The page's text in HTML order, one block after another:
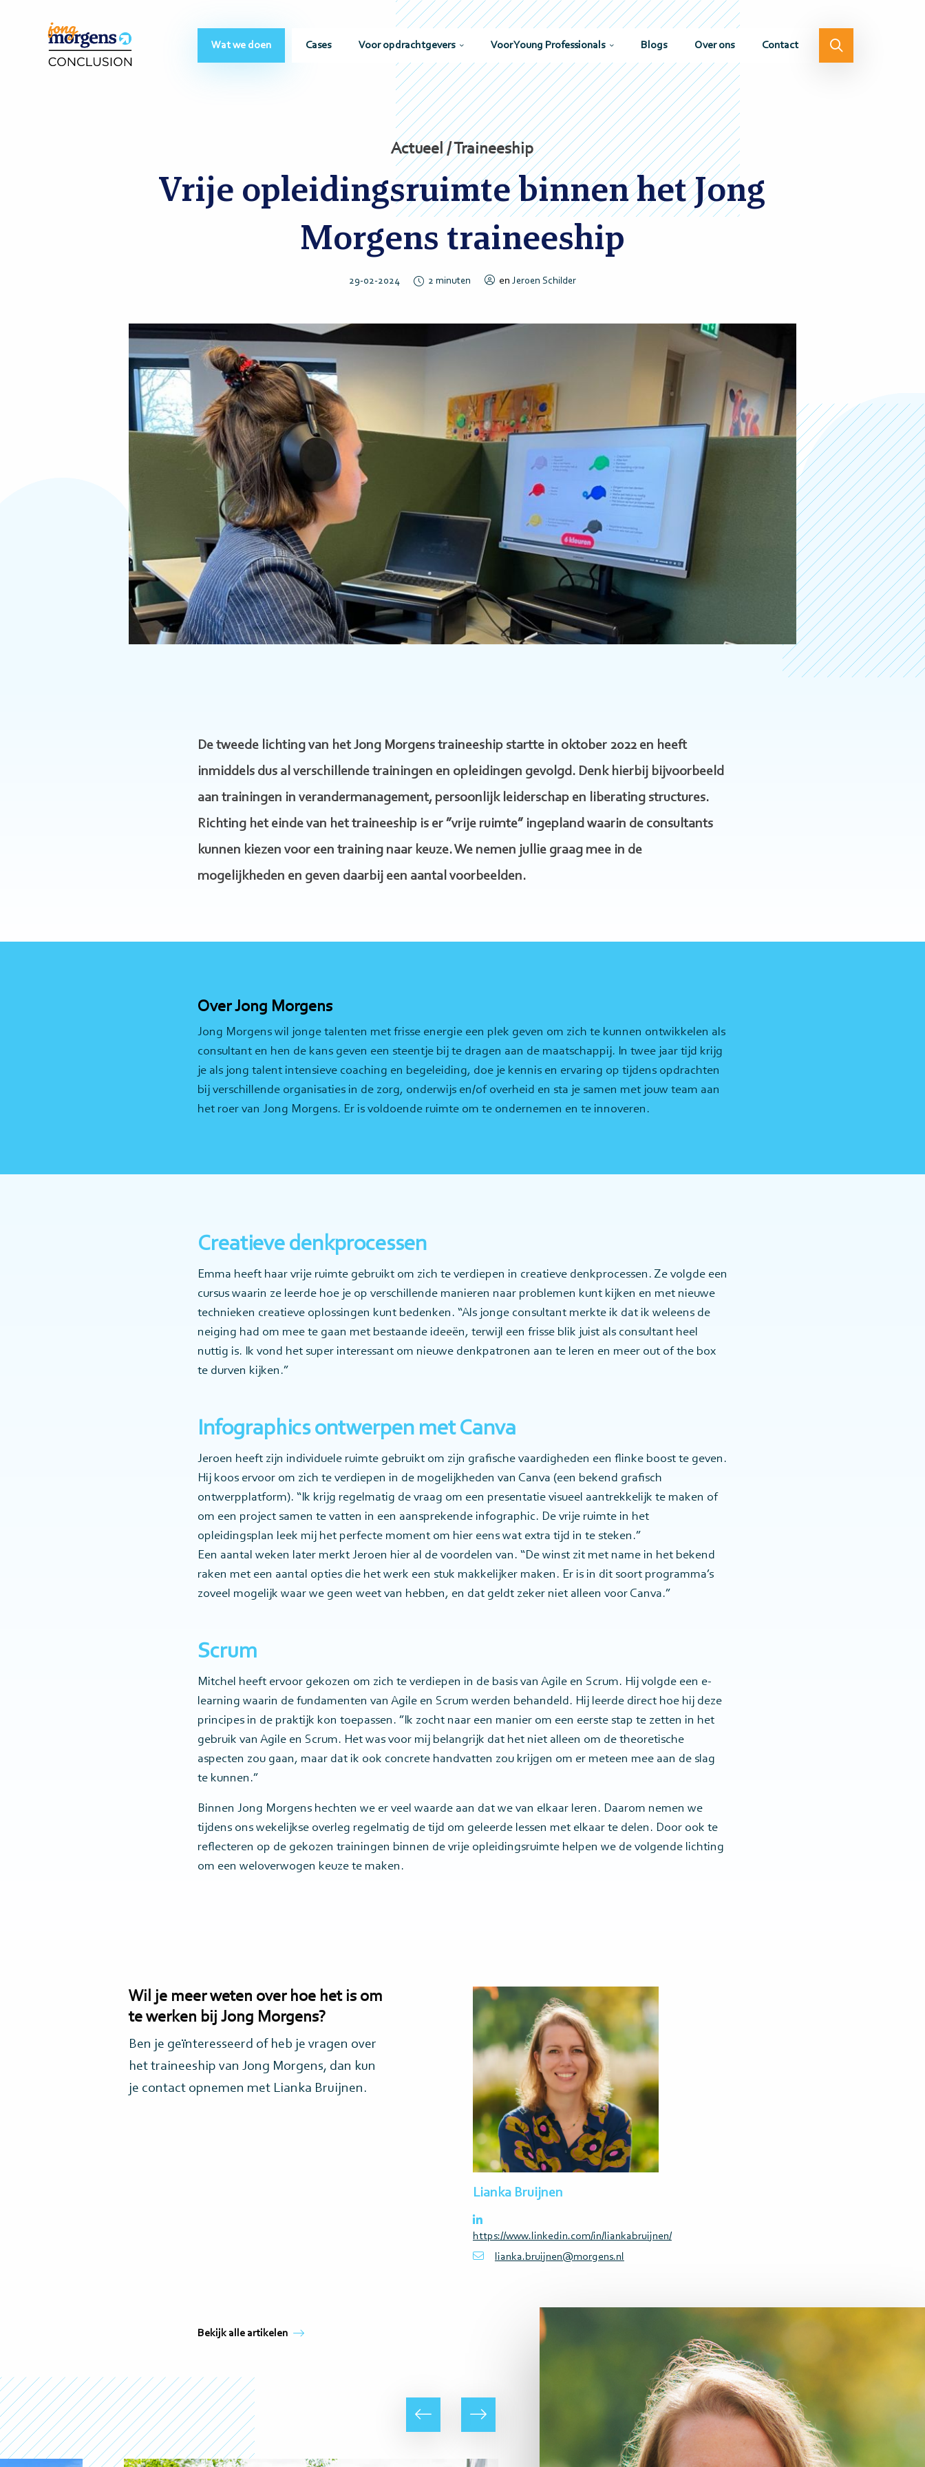
Wat we doen Cases Voor opdrachtgevers Voor Young Professionals Blogs Over ons Contact
Actueel / Traineeship
Vrije opleidingsruimte binnen het Jong
Morgens traineeship
29-02-2024 2 minuten en Jeroen Schilder
De tweede lichting van het Jong Morgens traineeship startte in oktober 2022 en heeft
inmiddels dus al verschillende trainingen en opleidingen gevolgd. Denk hierbij bijvoorbeeld
aan trainingen in verandermanagement, persoonlijk leiderschap en liberating structures.
Richting het einde van het traineeship is er ”vrije ruimte” ingepland waarin de consultants
kunnen kiezen voor een training naar keuze. We nemen jullie graag mee in de
mogelijkheden en geven daarbij een aantal voorbeelden.
Over Jong Morgens
Jong Morgens wil jonge talenten met frisse energie een plek geven om zich te kunnen ontwikkelen als
consultant en hen de kans geven een steentje bij te dragen aan de maatschappij. In twee jaar tijd krijg
je als jong talent intensieve coaching en begeleiding, doe je kennis en ervaring op tijdens opdrachten
bij verschillende organisaties in de zorg, onderwijs en/of overheid en sta je samen met jouw team aan
het roer van Jong Morgens. Er is voldoende ruimte om te ondernemen en te innoveren.
Creatieve denkprocessen
Emma heeft haar vrije ruimte gebruikt om zich te verdiepen in creatieve denkprocessen. Ze volgde een
cursus waarin ze leerde hoe je op verschillende manieren naar problemen kunt kijken en met nieuwe
technieken creatieve oplossingen kunt bedenken. “Als jonge consultant merkte ik dat ik weleens de
neiging had om mee te gaan met bestaande ideeën, terwijl een frisse blik juist als consultant heel
nuttig is. Ik vond het super interessant om nieuwe denkpatronen aan te leren en meer out of the box
te durven kijken.”
Infographics ontwerpen met Canva
Jeroen heeft zijn individuele ruimte gebruikt om zijn grafische vaardigheden een flinke boost te geven.
Hij koos ervoor om zich te verdiepen in de mogelijkheden van Canva (een bekend grafisch
ontwerpplatform). “Ik krijg regelmatig de vraag om een presentatie visueel aantrekkelijk te maken of
om een project samen te vatten in een aansprekende infographic. De vrije ruimte in het
opleidingsplan leek mij het perfecte moment om hier eens wat extra tijd in te steken.”
Een aantal weken later merkt Jeroen hier al de voordelen van. “De winst zit met name in het bekend
raken met een aantal opties die het werk een stuk makkelijker maken. Er is in dit soort programma’s
zoveel mogelijk waar we geen weet van hebben, en dat geldt zeker niet alleen voor Canva.”
Scrum
Mitchel heeft ervoor gekozen om zich te verdiepen in de basis van Agile en Scrum. Hij volgde een e-
learning waarin de fundamenten van Agile en Scrum werden behandeld. Hij leerde direct hoe hij deze
principes in de praktijk kon toepassen. ”Ik zocht naar een manier om een eerste stap te zetten in het
gebruik van Agile en Scrum. Het was voor mij belangrijk dat het niet alleen om de theoretische
aspecten zou gaan, maar dat ik ook concrete handvatten zou krijgen om er meteen mee aan de slag
te kunnen.”
Binnen Jong Morgens hechten we er veel waarde aan dat we van elkaar leren. Daarom nemen we
tijdens ons wekelijkse overleg regelmatig de tijd om geleerde lessen met elkaar te delen. Door ook te
reflecteren op de gekozen trainingen binnen de vrije opleidingsruimte helpen we de volgende lichting
om een weloverwogen keuze te maken.
Wil je meer weten over hoe het is om
te werken bij Jong Morgens?
Ben je geïnteresseerd of heb je vragen over
het traineeship van Jong Morgens, dan kun
je contact opnemen met Lianka Bruijnen.
Lianka Bruijnen
https://www.linkedin.com/in/liankabruijnen/
lianka.bruijnen@morgens.nl
Lees
meer>
Bekijk alle artikelen
Volgende
Vorige
Lees